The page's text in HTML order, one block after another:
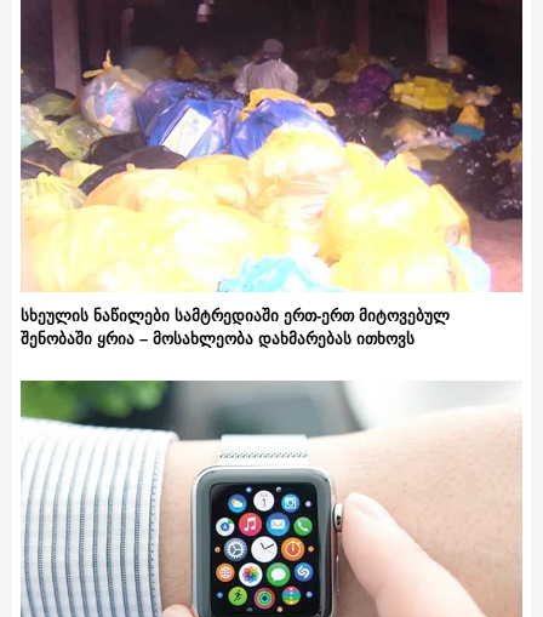
სხეულის ნაწილები სამტრედიაში ერთ-ერთ მიტოვებულ
შენობაში ყრია – მოსახლეობა დახმარებას ითხოვს